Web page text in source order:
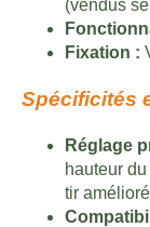
(vendus
Fixation :
Spécificités
Réglage
hauteur
tir